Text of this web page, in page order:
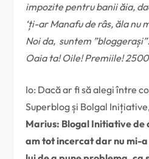
impozite pentru banii ăia,
‘ți-ar Manafu de râs, ăla nu
Noi da, suntem
Oaia ta! Oile! Premiile!
Io: Dacă ar fi să alegi între
Superblog și Bolgal
Marius: Blogal Initiative de
am tot incercat dar nu mi-